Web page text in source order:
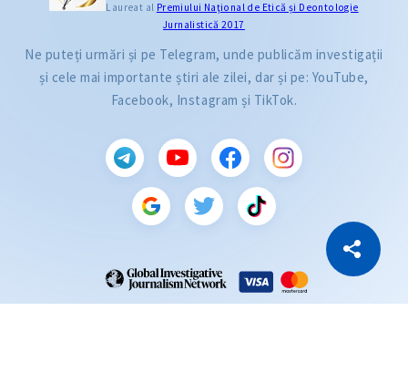
Copiază Link
Laureat al Premiului Naţional de Etică și Deontologie
Jurnalistică 2017
Ne puteți urmări și pe Telegram, unde publicăm investigații
și cele mai importante știri ale zilei, dar și pe: YouTube,
Facebook, Instagram și TikTok.